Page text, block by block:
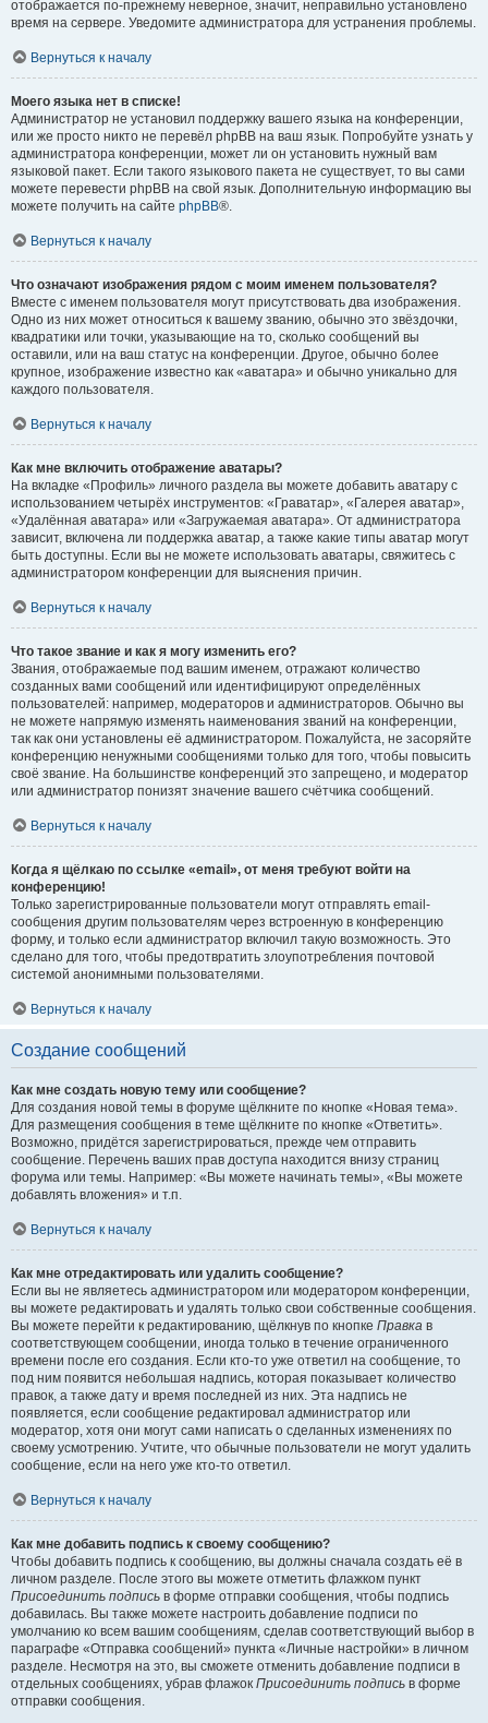
отображается по-прежнему неверное, значит, неправильно установлено
время на сервере. Уведомите администратора для устранения проблемы.
Вернуться к началу
Моего языка нет в списке!
Администратор не установил поддержку вашего языка на конференции,
или же просто никто не перевёл phpBB на ваш язык. Попробуйте узнать у
администратора конференции, может ли он установить нужный вам
языковой пакет. Если такого языкового пакета не существует, то вы сами
можете перевести phpBB на свой язык. Дополнительную информацию вы
можете получить на сайте phpBB®.
Вернуться к началу
Что означают изображения рядом с моим именем пользователя?
Вместе с именем пользователя могут присутствовать два изображения.
Одно из них может относиться к вашему званию, обычно это звёздочки,
квадратики или точки, указывающие на то, сколько сообщений вы
оставили, или на ваш статус на конференции. Другое, обычно более
крупное, изображение известно как «аватара» и обычно уникально для
каждого пользователя.
Вернуться к началу
Как мне включить отображение аватары?
На вкладке «Профиль» личного раздела вы можете добавить аватару с
использованием четырёх инструментов: «Граватар», «Галерея аватар»,
«Удалённая аватара» или «Загружаемая аватара». От администратора
зависит, включена ли поддержка аватар, а также какие типы аватар могут
быть доступны. Если вы не можете использовать аватары, свяжитесь с
администратором конференции для выяснения причин.
Вернуться к началу
Что такое звание и как я могу изменить его?
Звания, отображаемые под вашим именем, отражают количество
созданных вами сообщений или идентифицируют определённых
пользователей: например, модераторов и администраторов. Обычно вы
не можете напрямую изменять наименования званий на конференции,
так как они установлены её администратором. Пожалуйста, не засоряйте
конференцию ненужными сообщениями только для того, чтобы повысить
своё звание. На большинстве конференций это запрещено, и модератор
или администратор понизят значение вашего счётчика сообщений.
Вернуться к началу
Когда я щёлкаю по ссылке «email», от меня требуют войти на
конференцию!
Только зарегистрированные пользователи могут отправлять email-
сообщения другим пользователям через встроенную в конференцию
форму, и только если администратор включил такую возможность. Это
сделано для того, чтобы предотвратить злоупотребления почтовой
системой анонимными пользователями.
Вернуться к началу
Создание сообщений
Как мне создать новую тему или сообщение?
Для создания новой темы в форуме щёлкните по кнопке «Новая тема».
Для размещения сообщения в теме щёлкните по кнопке «Ответить».
Возможно, придётся зарегистрироваться, прежде чем отправить
сообщение. Перечень ваших прав доступа находится внизу страниц
форума или темы. Например: «Вы можете начинать темы», «Вы можете
добавлять вложения» и т.п.
Вернуться к началу
Как мне отредактировать или удалить сообщение?
Если вы не являетесь администратором или модератором конференции,
вы можете редактировать и удалять только свои собственные сообщения.
Вы можете перейти к редактированию, щёлкнув по кнопке Правка в
соответствующем сообщении, иногда только в течение ограниченного
времени после его создания. Если кто-то уже ответил на сообщение, то
под ним появится небольшая надпись, которая показывает количество
правок, а также дату и время последней из них. Эта надпись не
появляется, если сообщение редактировал администратор или
модератор, хотя они могут сами написать о сделанных изменениях по
своему усмотрению. Учтите, что обычные пользователи не могут удалить
сообщение, если на него уже кто-то ответил.
Вернуться к началу
Как мне добавить подпись к своему сообщению?
Чтобы добавить подпись к сообщению, вы должны сначала создать её в
личном разделе. После этого вы можете отметить флажком пункт
Присоединить подпись в форме отправки сообщения, чтобы подпись
добавилась. Вы также можете настроить добавление подписи по
умолчанию ко всем вашим сообщениям, сделав соответствующий выбор в
параграфе «Отправка сообщений» пункта «Личные настройки» в личном
разделе. Несмотря на это, вы сможете отменить добавление подписи в
отдельных сообщениях, убрав флажок Присоединить подпись в форме
отправки сообщения.